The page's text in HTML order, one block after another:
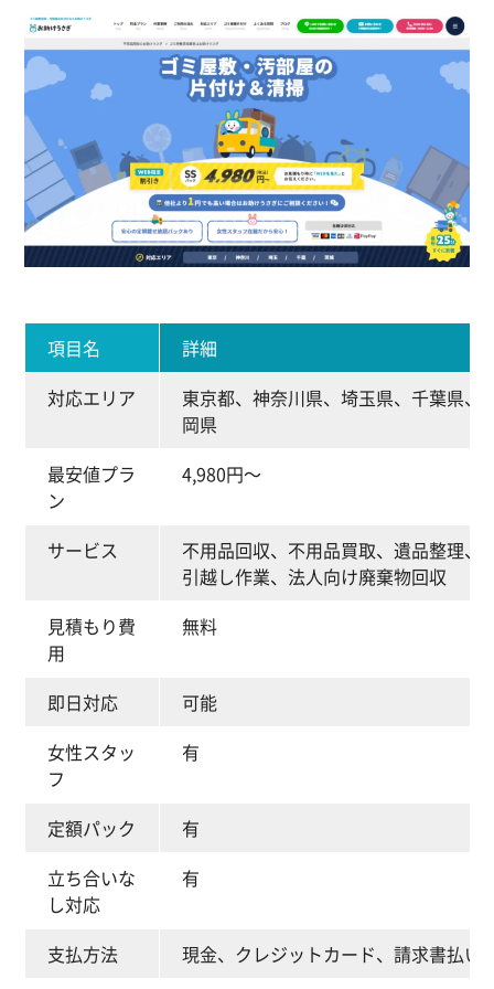
項目名
詳細
対応エリア
東京都、神奈川県、埼玉県、千葉県、
岡県
最安値プラ
ン
4,980円～
サービス
不用品回収、不用品買取、遺品整理、
引越し作業、法人向け廃棄物回収
見積もり費
用
無料
即日対応
可能
女性スタッ
フ
有
定額パック
有
立ち合いな
し対応
有
支払方法
現金、クレジットカード、請求書払い